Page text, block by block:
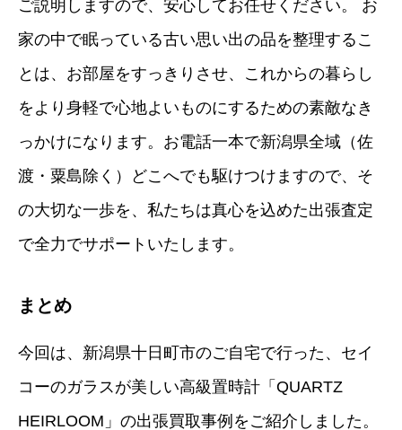
ご説明しますので、安心してお任せください。 お
家の中で眠っている古い思い出の品を整理するこ
とは、お部屋をすっきりさせ、これからの暮らし
をより身軽で心地よいものにするための素敵なき
っかけになります。お電話一本で新潟県全域（佐
渡・粟島除く）どこへでも駆けつけますので、そ
の大切な一歩を、私たちは真心を込めた出張査定
で全力でサポートいたします。
まとめ
今回は、新潟県十日町市のご自宅で行った、セイ
コーのガラスが美しい高級置時計「QUARTZ
HEIRLOOM」の出張買取事例をご紹介しました。